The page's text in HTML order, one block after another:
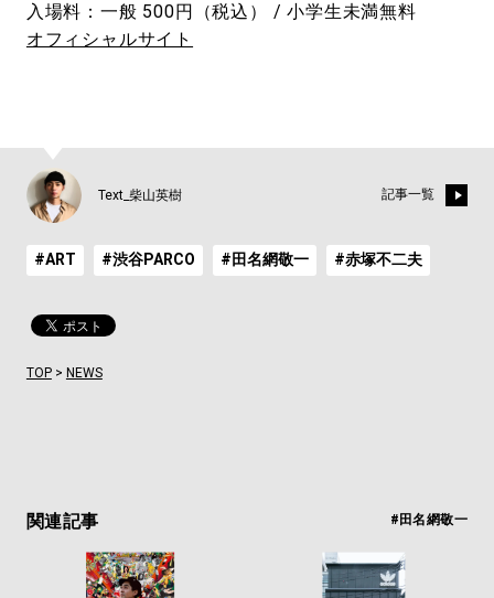
入場料：一般 500円（税込） / 小学生未満無料
オフィシャルサイト
Text_柴山英樹 記事一覧
#ART #渋谷PARCO #田名網敬一 #赤塚不二夫
TOP> NEWS
関連記事 #田名網敬一